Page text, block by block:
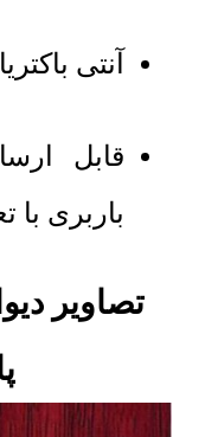
آنتی
قابل
باربری با